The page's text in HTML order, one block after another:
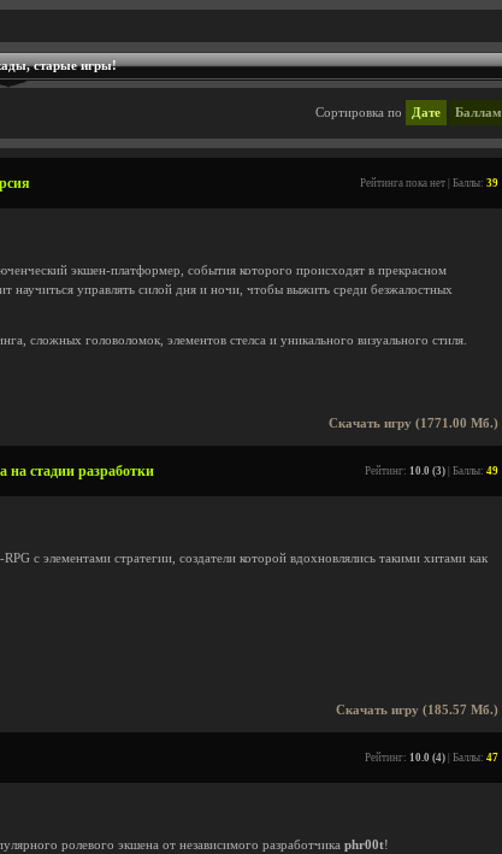
старые игры!
Сортировка по Дате Баллам
Рейтинга пока нет | Баллы: 39
экшен-платформер, события которого происходят в прекрасном
научиться управлять силой дня и ночи, чтобы выжить среди безжалостных
сложных головоломок, элементов стелса и уникального визуального стиля.
Скачать игру (1771.00 Мб.)
на стадии разработки Рейтинг: 10.0 (3) | Баллы: 49
с элементами стратегии, создатели которой вдохновлялись такими хитами как
Скачать игру (185.57 Мб.)
Рейтинг: 10.0 (4) | Баллы: 47
ролевого экшена от независимого разработчика phr00t!